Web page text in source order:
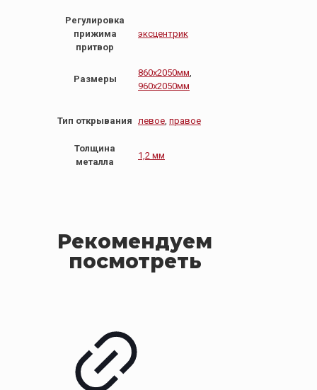
Регулировка
прижима
притвор
эксцентрик
Размеры
860х2050мм,
960х2050мм
Тип открывания левое, правое
Толщина
металла
1,2 мм
Рекомендуем
посмотреть